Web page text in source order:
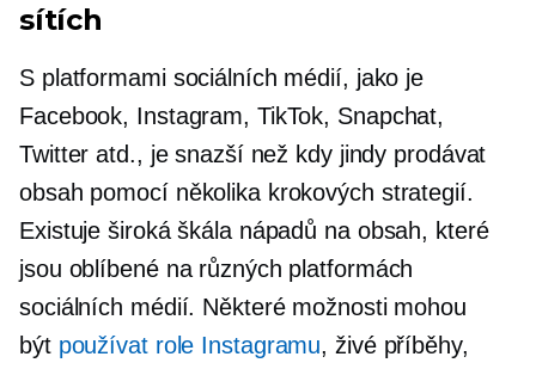
sítích
S platformami sociálních médií, jako je
Facebook, Instagram, TikTok, Snapchat,
Twitter atd., je snazší než kdy jindy prodávat
obsah pomocí několika krokových strategií.
Existuje široká škála nápadů na obsah, které
jsou oblíbené na různých platformách
sociálních médií. Některé možnosti mohou
být používat role Instagramu, živé příběhy,